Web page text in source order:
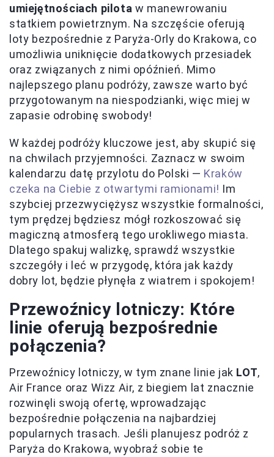
umiejętnościach pilota w manewrowaniu
statkiem powietrznym. Na szczęście oferują
loty bezpośrednie z Paryża-Orly do Krakowa, co
umożliwia uniknięcie dodatkowych przesiadek
oraz związanych z nimi opóźnień. Mimo
najlepszego planu podróży, zawsze warto być
przygotowanym na niespodzianki, więc miej w
zapasie odrobinę swobody!
W każdej podróży kluczowe jest, aby skupić się
na chwilach przyjemności. Zaznacz w swoim
kalendarzu datę przylotu do Polski — Kraków
czeka na Ciebie z otwartymi ramionami! Im
szybciej przezwyciężysz wszystkie formalności,
tym prędzej będziesz mógł rozkoszować się
magiczną atmosferą tego urokliwego miasta.
Dlatego spakuj walizkę, sprawdź wszystkie
szczegóły i leć w przygodę, która jak każdy
dobry lot, będzie płynęła z wiatrem i spokojem!
Przewoźnicy lotniczy: Które
linie oferują bezpośrednie
połączenia?
Przewoźnicy lotniczy, w tym znane linie jak LOT,
Air France oraz Wizz Air, z biegiem lat znacznie
rozwinęli swoją ofertę, wprowadzając
bezpośrednie połączenia na najbardziej
popularnych trasach. Jeśli planujesz podróż z
Paryża do Krakowa, wyobraź sobie te